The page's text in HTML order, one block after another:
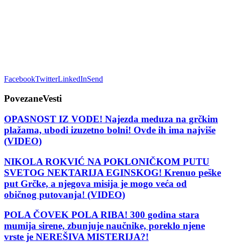
FacebookTwitterLinkedInSend
PovezaneVesti
OPASNOST IZ VODE! Najezda meduza na grčkim
plažama, ubodi izuzetno bolni! Ovde ih ima najviše
(VIDEO)
NIKOLA ROKVIĆ NA POKLONIČKOM PUTU
SVETOG NEKTARIJA EGINSKOG! Krenuo peške
put Grčke, a njegova misija je mogo veća od
običnog putovanja! (VIDEO)
POLA ČOVEK POLA RIBA! 300 godina stara
mumija sirene, zbunjuje naučnike, poreklo njene
vrste je NEREŠIVA MISTERIJA?!